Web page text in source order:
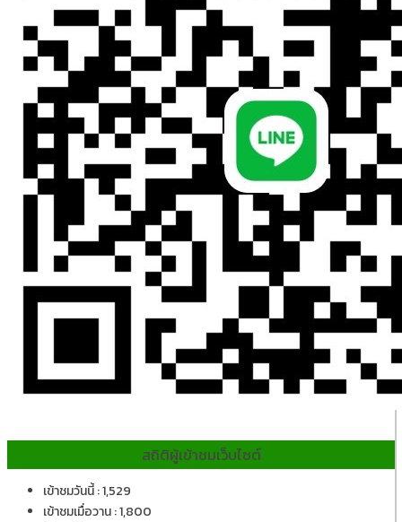
สถิติผู้เข้าชมเว็บไซต์
เข้าชมวันนี้ : 1,529
เข้าชมเมื่อวาน : 1,800